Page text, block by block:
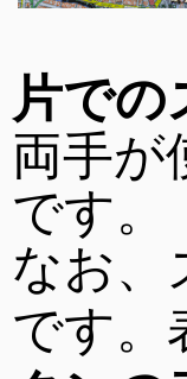
片での
両手が
です。
なお、
です。